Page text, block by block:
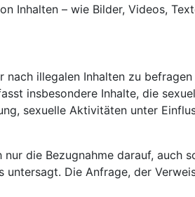
Inhalten – wie Bilder, Videos,
illegalen Inhalten zu
insbesondere Inhalte, die
sexuelle Aktivitäten unter
die Bezugnahme darauf, auch
Die Anfrage, der